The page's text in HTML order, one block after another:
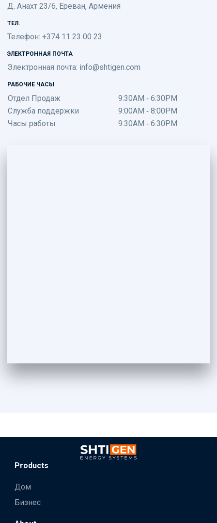
Д. Анахт 23/6, Ереван, Армения
ТЕЛ.
Телефон: +374 11 23 00 23
ЭЛЕКТРОННАЯ ПОЧТА
Электронная почта: info@shtigen.com
РАБОЧИЕ ЧАСЫ
Отдел Продаж
9:30AM - 6:30PM
Служба поддержки
9:00AM - 8:00PM
Часы работы
9:30AM - 6:30PM
Products
Дом
Бизнес